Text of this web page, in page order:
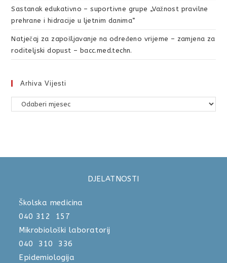
Sastanak edukativno – suportivne grupe „Važnost pravilne
prehrane i hidracije u ljetnim danima“
Natječaj za zapošljavanje na određeno vrijeme – zamjena za
roditeljski dopust – bacc.med.techn.
Arhiva Vijesti
DJELATNOSTI
Školska medicina
040 312 157
Mikrobiološki laboratorij
040 310 336
Epidemiologija